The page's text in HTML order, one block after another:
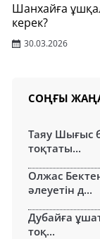
Шанхайға
керек?
30.03.2026
СОҢҒЫ
Таяу Шығыс
тоқтаты...
Олжас
әлеуетін д...
Дубайға
тоқ...